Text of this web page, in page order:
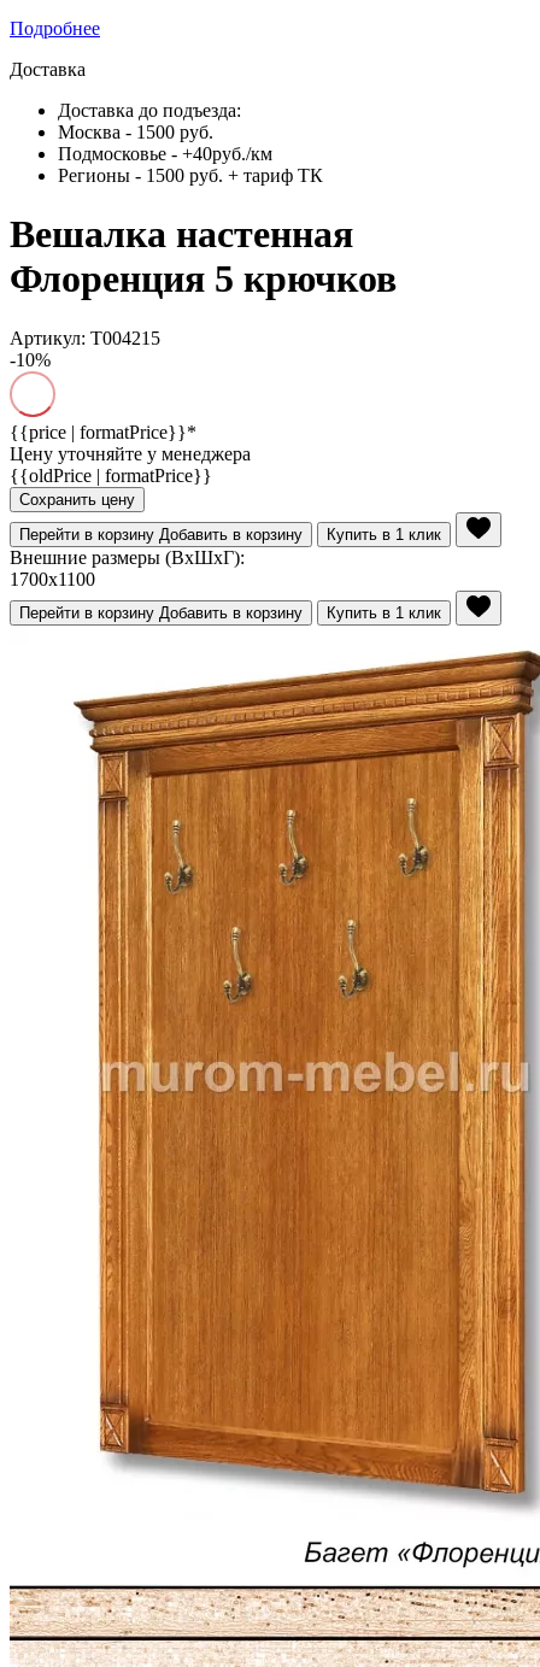
Подробнее
Доставка
Доставка до подъезда:
Москва - 1500 руб.
Подмосковье - +40руб./км
Регионы - 1500 руб. + тариф ТК
Вешалка настенная
Флоренция 5 крючков
Артикул: Т004215
-10%
{{price | formatPrice}}*
Цену уточняйте у менеджера
{{oldPrice | formatPrice}}
Сохранить цену
Перейти в корзину Добавить в корзину Купить в 1 клик
Внешние размеры (ВхШхГ):
1700x1100
Перейти в корзину Добавить в корзину Купить в 1 клик